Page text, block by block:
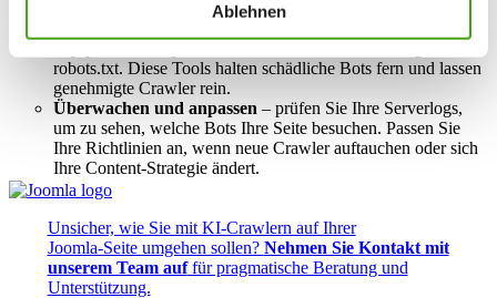
Ablehnen
Infrastruktur‑Anbieter nutzen– Dienste wie Cloudflare
robots.txt. Diese Tools halten schädliche Bots fern und lassen
genehmigte Crawler rein.
Überwachen und anpassen – prüfen Sie Ihre Serverlogs,
um zu sehen, welche Bots Ihre Seite besuchen. Passen Sie
Ihre Richtlinien an, wenn neue Crawler auftauchen oder sich
Ihre Content‑Strategie ändert.
Unsicher, wie Sie mit KI‑Crawlern auf Ihrer
Joomla‑Seite umgehen sollen? Nehmen Sie Kontakt mit
unserem Team auffür pragmatische Beratung und
Unterstützung.